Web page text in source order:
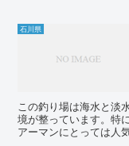
石川県
この釣り場は海水と淡
境が整っています。特
アーマンにとっては人